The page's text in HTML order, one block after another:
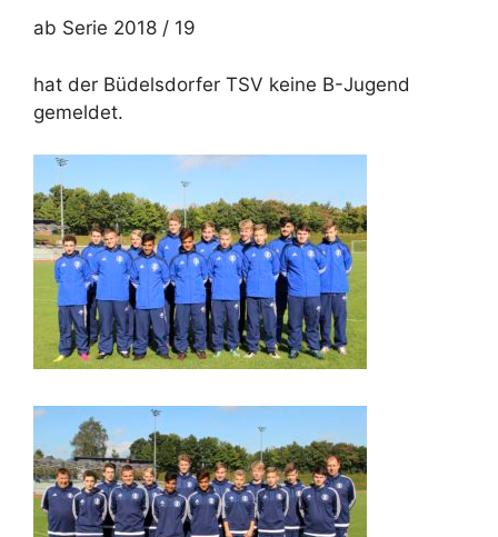
ab Serie 2018 / 19
hat der Büdelsdorfer TSV keine B-Jugend
gemeldet.